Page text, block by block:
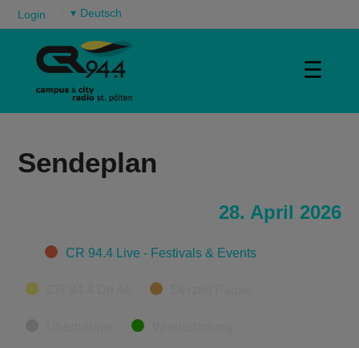
Login ▾
☰
Sendeplan
28. April 2026
CategoriesCR 94.4 Live - Festivals & Events